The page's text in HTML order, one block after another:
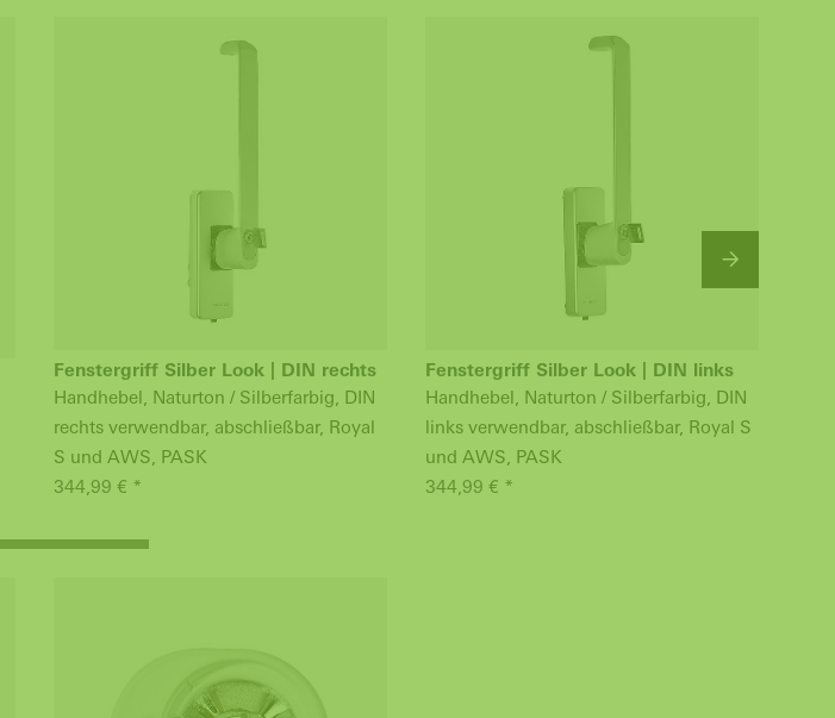
Fenstergriff Silber Look | DIN rechts
Handhebel, Naturton / Silberfarbig, DIN
rechts verwendbar, abschließbar, Royal
S und AWS, PASK
344,99 € *
Fenstergriff Silber Look | DIN links
Handhebel, Naturton / Silberfarbig, DIN
links verwendbar, abschließbar, Royal S
und AWS, PASK
344,99 € *